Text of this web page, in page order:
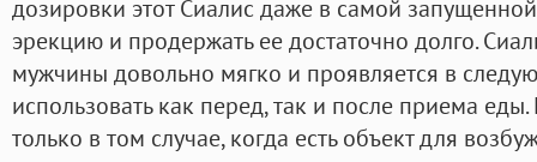
дозировки этот Сиалис даже в самой
эрекцию и продержать ее достаточно долго.
мужчины довольно мягко и проявляется в
использовать как перед, так и после приема
только в том случае, когда есть объект для